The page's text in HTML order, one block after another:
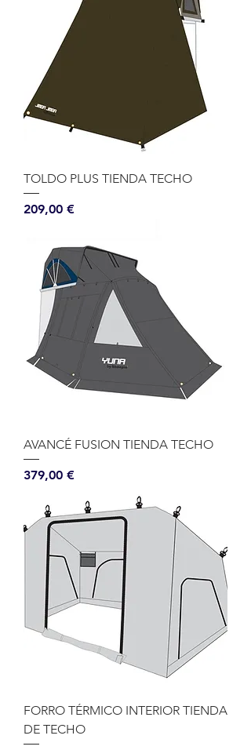
TOLDO PLUS TIENDA TECHO
Precio
209,00 €
AVANCÉ FUSION TIENDA TECHO
Precio
379,00 €
FORRO TÉRMICO INTERIOR TIENDA
DE TECHO